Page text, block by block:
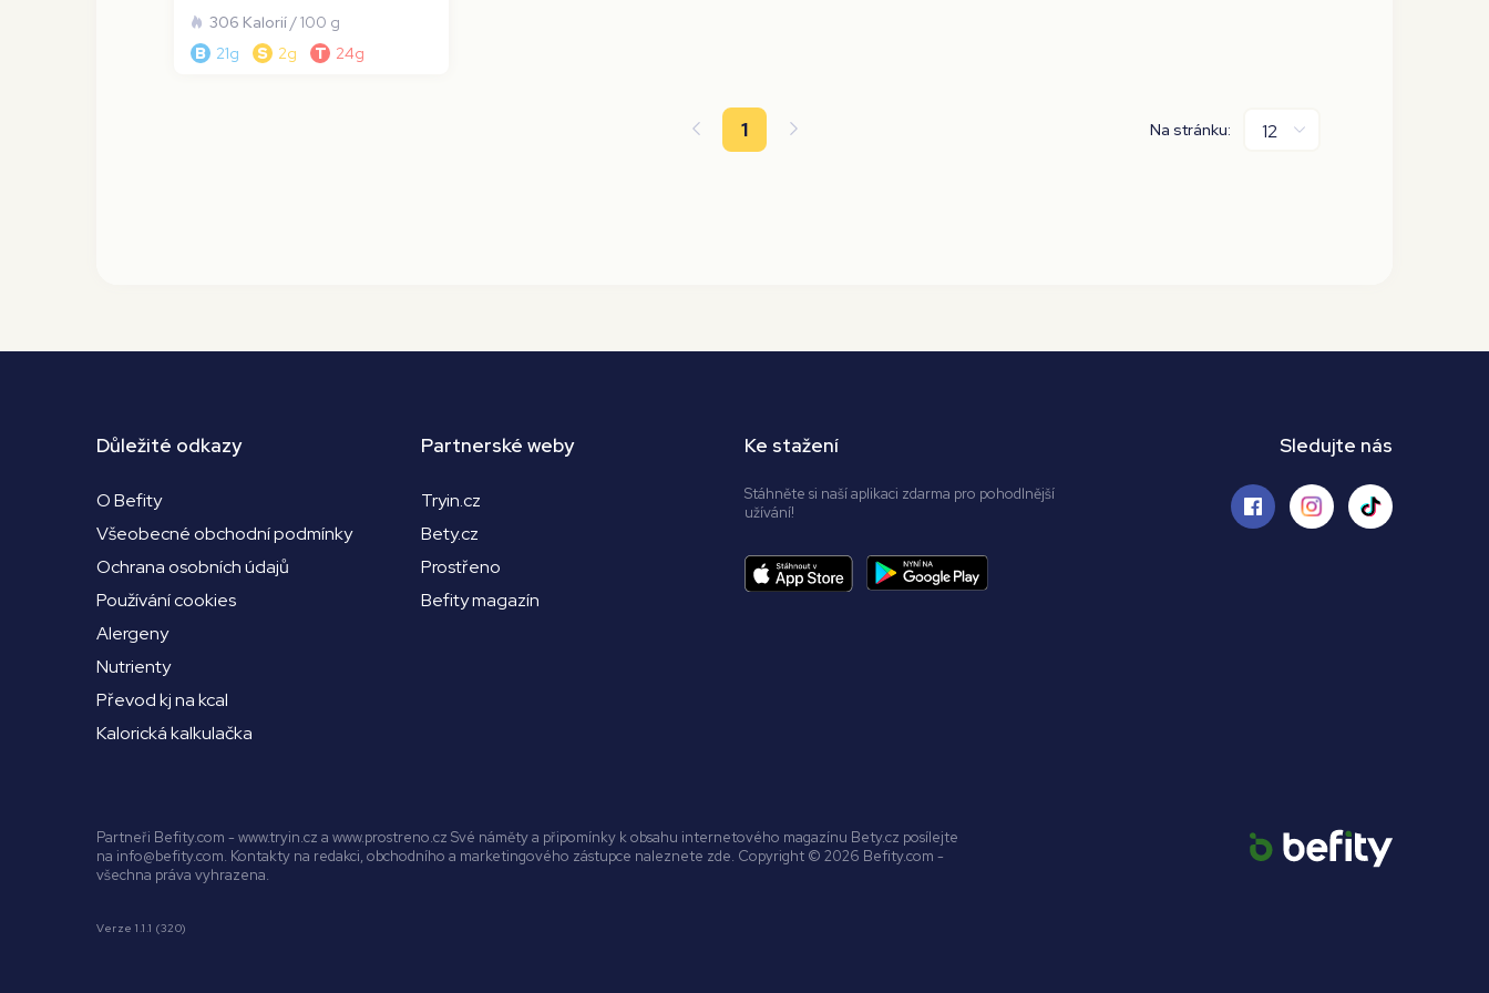
306 Kalorií/ 100 g
B
21g S 2g T 24g
1 Na stránku:
Důležité odkazy
O Befity
Všeobecné obchodní podmínky
Ochrana osobních údajů
Používání cookies
Alergeny
Nutrienty
Převod kj na kcal
Kalorická kalkulačka
Partnerské weby
Tryin.cz
Bety.cz
Prostřeno
Befity magazín
Ke stažení
Stáhněte si naší aplikaci zdarma pro pohodlnější
užívání!
Sledujte nás
Partneři Befity.com - www.tryin.cz a www.prostreno.cz Své náměty a připomínky k obsahu internetového magazínu Bety.cz posílejte
na info@befity.com. Kontakty na redakci, obchodního a marketingového zástupce naleznete zde. Copyright © 2026 Befity.com -
všechna práva vyhrazena.
Verze 1.1.1 (320)